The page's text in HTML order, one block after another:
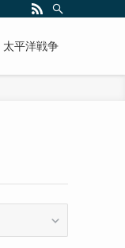
太平洋戦争